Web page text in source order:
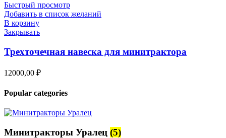
Быстрый просмотр
Добавить в список желаний
В корзину
Закрывать
Трехточечная навеска для минитрактора
12000,00 ₽
Popular categories
Минитракторы Уралец (5)